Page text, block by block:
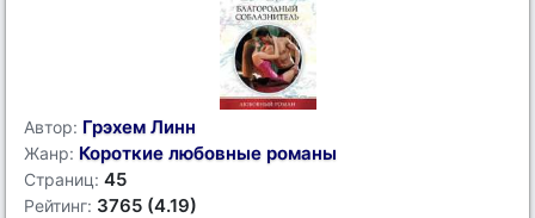
Автор: Грэхем Линн
Жанр: Короткие любовные романы
Страниц: 45
Рейтинг: 3765 (4.19)